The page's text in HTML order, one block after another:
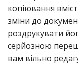
копіювання
зміни до
роздрукувати
серйозною
вам вільно